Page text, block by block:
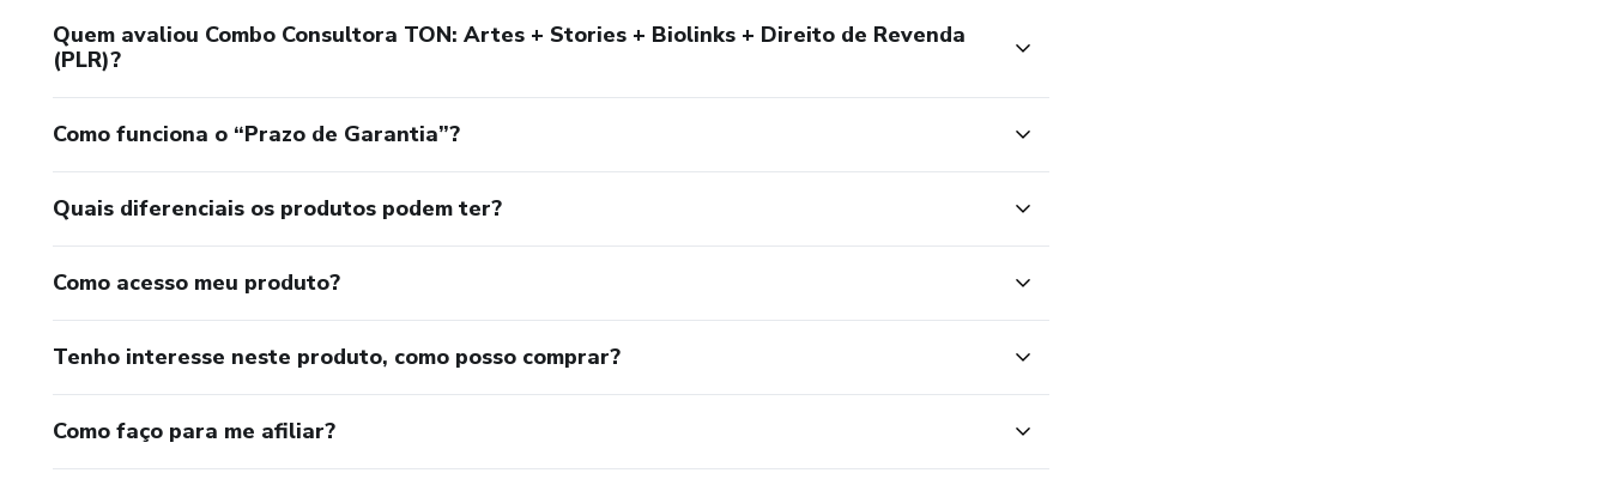
Quem avaliou Combo Consultora TON: Artes + Stories + Biolinks + Direito de Revenda
(PLR)?
Como funciona o “Prazo de Garantia”?
Quais diferenciais os produtos podem ter?
Como acesso meu produto?
Tenho interesse neste produto, como posso comprar?
Como faço para me afiliar?